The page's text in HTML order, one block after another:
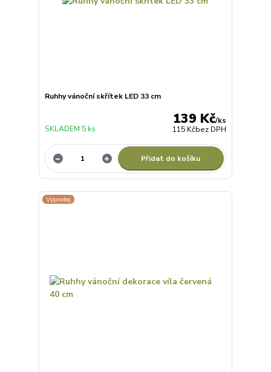
Ruhhy vánoční skřítek LED 33 cm
139 Kč/ks
115 Kčbez DPH
SKLADEM 5 ks
Přidat do košíku
Výprodej